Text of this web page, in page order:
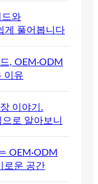
드와
게 풀어봅니다
, OEM·ODM
이유
이야기.
로 알아보니
OEM·ODM
로운 공간